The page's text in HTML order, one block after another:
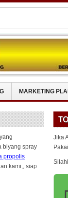
MARKETING
yang
biyang spray
propolis
kami,, siap
Jika